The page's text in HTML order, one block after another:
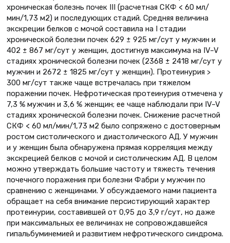
хроническая болезнь почек III (расчетная СКФ < 60 мл/
мин/1,73 м2) и последующих стадий. Средняя величина
экскреции белков с мочой составила на I cтадии
хронической болезни почек 629 ± 925 мг/сут у мужчин и
402 ± 867 мг/сут у женщин, достигнув максимума на IV–V
стадиях хронической болезни почек (2368 ± 2418 мг/сут у
мужчин и 2672 ± 1825 мг/сут у женщин). Протеинурия >
300 мг/сут также чаще встречалась при тяжелом
поражении почек. Нефротическая протеинурия отмечена у
7,3 % мужчин и 3,6 % женщин; ее чаще наблюдали при IV–V
стадиях хронической болезни почек. Снижение расчетной
СКФ < 60 мл/мин/1,73 м2 было сопряжено с достоверным
ростом систолического и диастолического АД. У мужчин
и у женщин была обнаружена прямая корреляция между
экскрецией белков с мочой и систолическим АД. В целом
можно утверждать бoльшие частоту и тяжесть течения
почечного поражения при болезни Фабри у мужчин по
сравнению с женщинами. У обсуждаемого нами пациента
обращает на себя внимание персистирующий характер
протеинурии, составившей от 0,95 до 3,9 г/сут, но даже
при максимальных ее величинах не сопровождавшейся
гипальбуминемией и развитием нефротического синдрома.